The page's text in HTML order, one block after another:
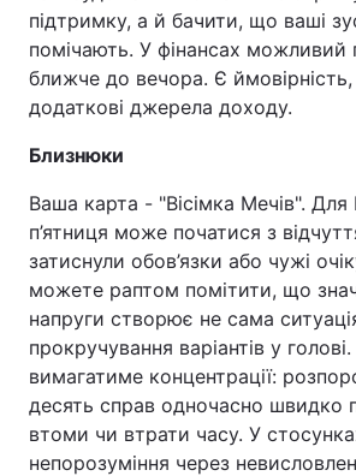
підтримку, а й бачити, що ваші
помічають. У фінансах можливий
ближче до вечора. Є
додаткові джерела доходу.
Близнюки
Ваша карта - "Вісімка Мечів". Для
п’ятниця може початися з
затиснули обов’язки або чужі
можете раптом помітити, що
напруги створює не сама
прокручування варіантів у
вимагатиме концентрації:
десять справ одночасно швидко
втоми чи втрати часу. У
непорозуміння через